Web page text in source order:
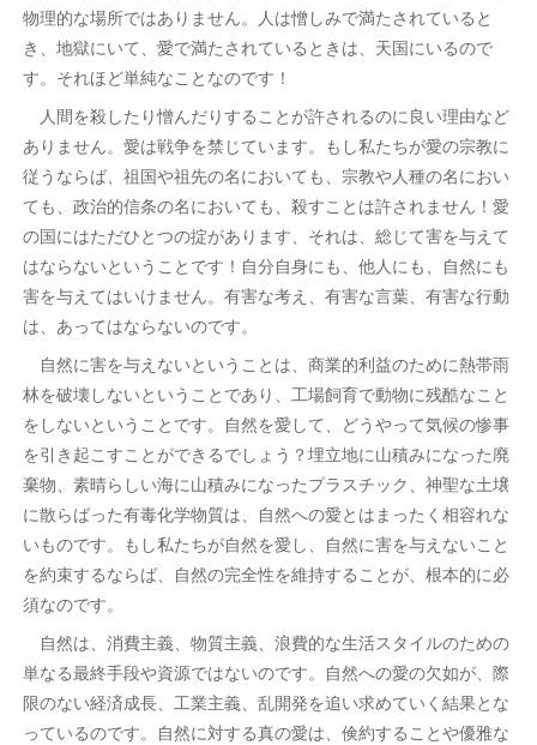
物理的な場所ではありません。人は憎しみで満たされていると
き、地獄にいて、愛で満たされているときは、天国にいるので
す。それほど単純なことなのです！
人間を殺したり憎んだりすることが許されるのに良い理由など
ありません。愛は戦争を禁じています。もし私たちが愛の宗教に
従うならば、祖国や祖先の名においても、宗教や人種の名におい
ても、政治的信条の名においても、殺すことは許されません！愛
の国にはただひとつの掟があります、それは、総じて害を与えて
はならないということです！自分自身にも、他人にも、自然にも
害を与えてはいけません。有害な考え、有害な言葉、有害な行動
は、あってはならないのです。
自然に害を与えないということは、商業的利益のために熱帯雨
林を破壊しないということであり、工場飼育で動物に残酷なこと
をしないということです。自然を愛して、どうやって気候の惨事
を引き起こすことができるでしょう？埋立地に山積みになった廃
棄物、素晴らしい海に山積みになったプラスチック、神聖な土壌
に散らばった有毒化学物質は、自然への愛とはまったく相容れな
いものです。もし私たちが自然を愛し、自然に害を与えないこと
を約束するならば、自然の完全性を維持することが、根本的に必
須なのです。
自然は、消費主義、物質主義、浪費的な生活スタイルのための
単なる最終手段や資源ではないのです。自然への愛の欠如が、際
限のない経済成長、工業主義、乱開発を追い求めていく結果とな
っているのです。自然に対する真の愛は、倹約することや優雅な